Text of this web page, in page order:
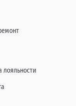
лояльности